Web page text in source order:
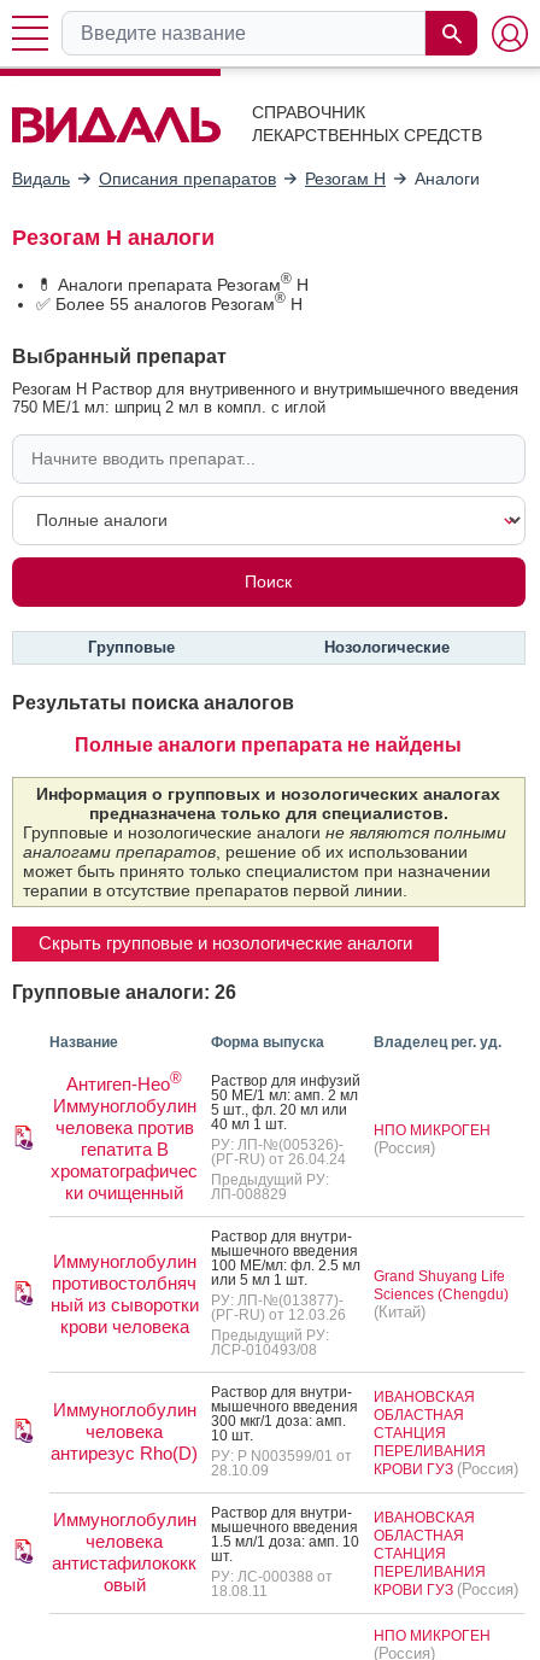
СПРАВОЧНИК
ЛЕКАРСТВЕННЫХ СРЕДСТВ
Видаль Описания препаратов Резогам Н Аналоги
Резогам Н аналоги
💊 Аналоги препарата Резогам® Н
✅ Более 55 аналогов Резогам® Н
Выбранный препарат
Резогам Н Раствор для внутривенного и внутримышечного введения
750 МЕ/1 мл: шприц 2 мл в компл. с иглой
Групповые Нозологические
Результаты поиска аналогов
Полные аналоги препарата не найдены
Информация о групповых и нозологических аналогах
предназначена только для специалистов.
Групповые и нозологические аналоги не являются полными
аналогами препаратов , решение об их использовании
может быть принято только специалистом при назначении
терапии в отсутствие препаратов первой линии.
Скрыть групповые и нозологические аналоги
Групповые аналоги: 26
Название Форма выпуска Владелец рег. уд.
Антигеп-Нео®
Иммуноглобулин
человека против
гепатита В
хроматографичес
ки очищенный
Рас­твор для ин­фу­зий
50 МЕ/1 мл: амп. 2 мл
5 шт., фл. 20 мл или
40 мл 1 шт.
РУ: ЛП-№(005326)-
(РГ-RU) от 26.04.24
Предыдущий РУ:
ЛП-008829
НПО МИКРОГЕН
(Россия)
Иммуноглобулин
противостолбняч
ный из сыворотки
крови человека
Рас­твор для внут­ри­
мышеч­но­го вве­дения
100 МЕ/мл: фл. 2.5 мл
или 5 мл 1 шт.
РУ: ЛП-№(013877)-
(РГ-RU) от 12.03.26
Предыдущий РУ:
ЛСР-010493/08
Grand Shuyang Life
Sciences (Chengdu)
(Китай)
Иммуноглобулин
человека
антирезус Rho(D)
Рас­твор для внут­ри­
мышеч­но­го вве­дения
300 мкг/1 до­за: амп.
10 шт.
РУ: Р N003599/01 от
28.10.09
ИВАНОВСКАЯ
ОБЛАСТНАЯ
СТАНЦИЯ
ПЕРЕЛИВАНИЯ
КРОВИ ГУЗ (Россия)
Иммуноглобулин
человека
антистафилококк
овый
Рас­твор для внут­ри­
мышеч­но­го вве­дения
1.5 мл/1 до­за: амп. 10
шт.
РУ: ЛС-000388 от
18.08.11
ИВАНОВСКАЯ
ОБЛАСТНАЯ
СТАНЦИЯ
ПЕРЕЛИВАНИЯ
КРОВИ ГУЗ (Россия)
НПО МИКРОГЕН
(Россия)